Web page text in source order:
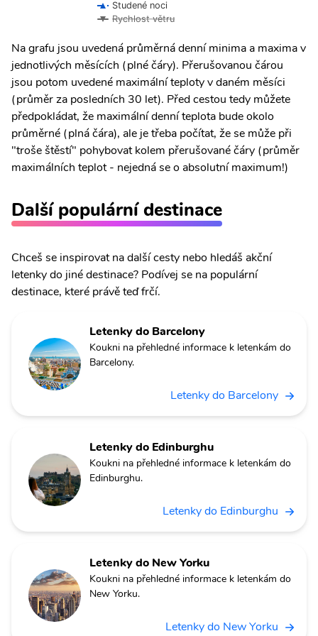
Studené noci
Rychlost větru
Na grafu jsou uvedená průměrná denní minima a maxima v
jednotlivých měsících (plné čáry). Přerušovanou čárou
jsou potom uvedené maximální teploty v daném měsíci
(průměr za posledních 30 let). Před cestou tedy můžete
předpokládat, že maximální denní teplota bude okolo
průměrné (plná čára), ale je třeba počítat, že se může při
"troše štěstí" pohybovat kolem přerušované čáry (průměr
maximálních teplot - nejedná se o absolutní maximum!)
Další populární destinace
Chceš se inspirovat na další cesty nebo hledáš akční
letenky do jiné destinace? Podívej se na populární
destinace, které právě teď frčí.
Letenky do Barcelony
Koukni na přehledné informace k letenkám do
Barcelony.
Letenky do Barcelony
Letenky do Edinburghu
Koukni na přehledné informace k letenkám do
Edinburghu.
Letenky do Edinburghu
Letenky do New Yorku
Koukni na přehledné informace k letenkám do
New Yorku.
Letenky do New Yorku